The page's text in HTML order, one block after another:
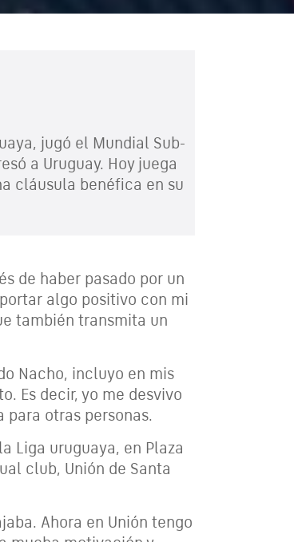
jugó el Mundial Sub-
a Uruguay. Hoy juega
cláusula benéfica en su
de haber pasado por un
algo positivo con mi
también transmita un
Nacho, incluyo en mis
Es decir, yo me desvivo
otras personas.
Liga uruguaya, en Plaza
club, Unión de Santa
Ahora en Unión tengo